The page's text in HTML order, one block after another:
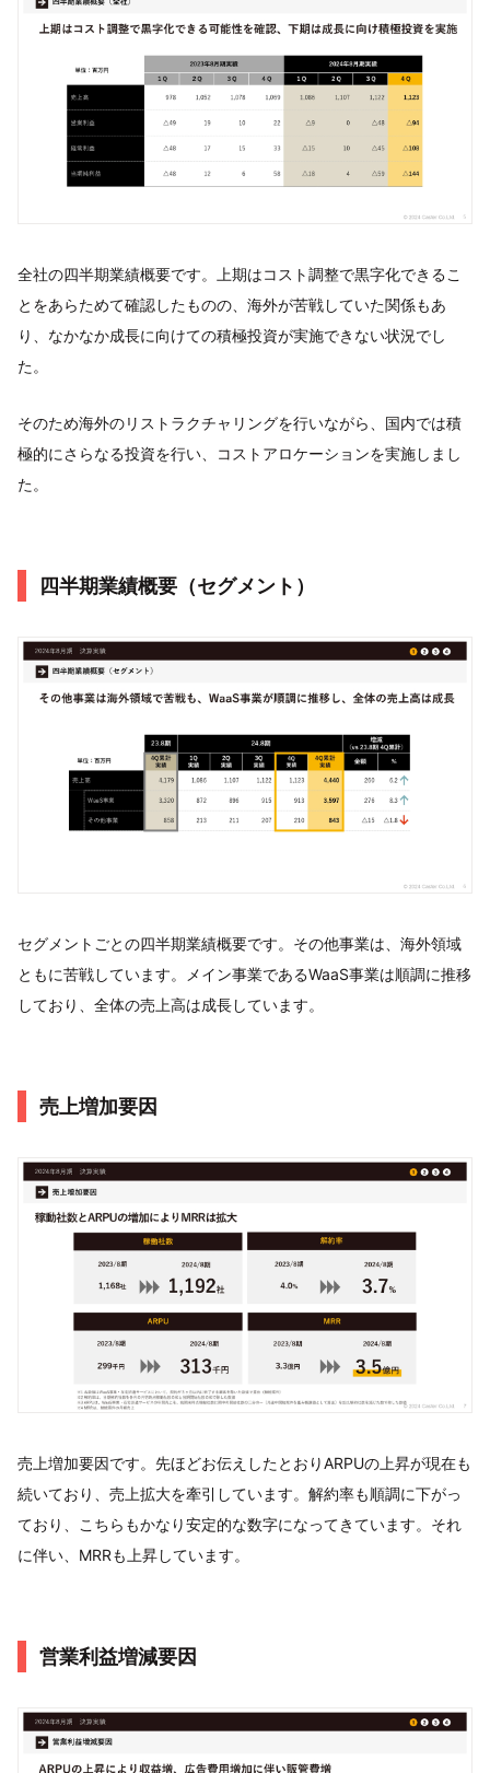
全社の四半期業績概要です。上期はコスト調整で黒字化できるこ
とをあらためて確認したものの、海外が苦戦していた関係もあ
り、なかなか成長に向けての積極投資が実施できない状況でし
た。
そのため海外のリストラクチャリングを行いながら、国内では積
極的にさらなる投資を行い、コストアロケーションを実施しまし
た。
四半期業績概要（セグメント）
セグメントごとの四半期業績概要です。その他事業は、海外領域
ともに苦戦しています。メイン事業であるWaaS事業は順調に推移
しており、全体の売上高は成長しています。
売上増加要因
売上増加要因です。先ほどお伝えしたとおりARPUの上昇が現在も
続いており、売上拡大を牽引しています。解約率も順調に下がっ
ており、こちらもかなり安定的な数字になってきています。それ
に伴い、MRRも上昇しています。
営業利益増減要因